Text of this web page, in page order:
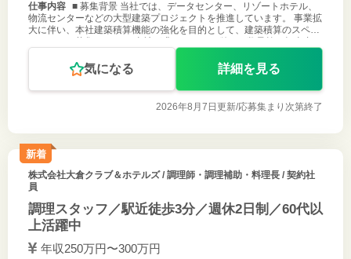
仕事内容 ■ 募集背景 当社では、データセンター、リゾートホテル、
物流センターなどの大型建築プロジェクトを推進しています。 事業拡
大に伴い、本社建築積算機能の強化を目的として、建築積算のスペシ
気になる 詳細を見る
2026年8月7日更新/応募集まり次第終了
新着
株式会社大倉クラブ＆ホテルズ/ 調理師・調理補助・料理長 / 契約社
員
調理スタッフ／駅近徒歩3分／週休2日制／60代以
上活躍中
年収250万円〜300万円